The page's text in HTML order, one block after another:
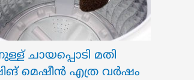
ചായപ്പൊടി മതി
മെഷീൻ എത്ര വർഷം